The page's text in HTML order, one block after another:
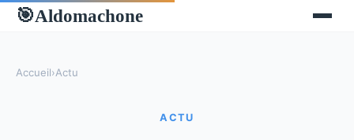
🎯Aldomachone
Accueil›Actu
ACTU